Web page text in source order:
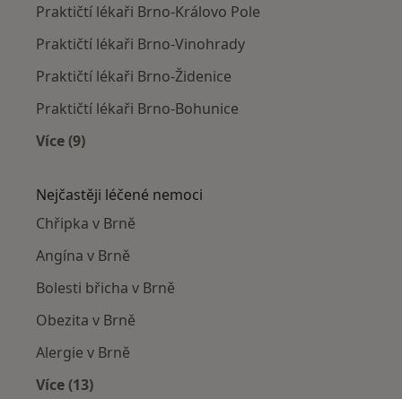
Praktičtí lékaři Brno-Královo Pole
Praktičtí lékaři Brno-Vinohrady
Praktičtí lékaři Brno-Židenice
Praktičtí lékaři Brno-Bohunice
Více (9)
Nejčastěji léčené nemoci
Chřipka v Brně
Angína v Brně
Bolesti břicha v Brně
Obezita v Brně
Alergie v Brně
Více (13)